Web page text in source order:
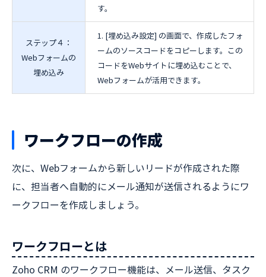
す。
ステップ４：
Webフォームの
埋め込み
[埋め込み設定] の画面で、作成したフォ
ームのソースコードをコピーします。この
コードをWebサイトに埋め込むことで、
Webフォームが活用できます。
ワークフローの作成
次に、Webフォームから新しいリードが作成された際
に、担当者へ自動的にメール通知が送信されるようにワ
ークフローを作成しましょう。
ワークフローとは
Zoho CRM のワークフロー機能は、メール送信、タスク